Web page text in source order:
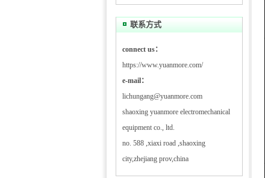
联系方式
connect us：
https://www.yuanmore.com/
e-mail：
lichungang@yuanmore.com
shaoxing yuanmore electromechanical
equipment co., ltd.
no. 588 ,xiaxi road ,shaoxing
city,zhejiang prov,china